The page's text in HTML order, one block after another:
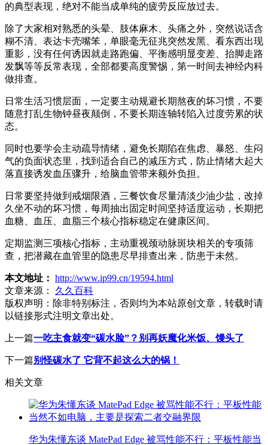
的典型表现，绝对不能当成单纯的疲劳反应放过去。
除了大家相对熟悉的头晕、肢体麻木、头痛之外，突然说话含
糊不清、表达卡壳嘴笨，单眼毫无征兆突然发黑、看东西出现
重影，没有任何诱因就走路跑偏、平衡感明显变差、抬脚走路
发飘等等反常表现，全部都要高度警惕，第一时间去神经内科
做排查。
日常生活习惯层面，一定要主动规避长期熬夜的坏习惯，不要
随意打乱生物钟昼夜颠倒，不要长期连轴转陷入过度劳累的状
态。
同时也要学会主动疏导情绪，避免长期陷在焦虑、暴怒、生闷
气的负面状态里，找到适合自己的减压方式，防止情绪大起大
落直接诱发血压骤升，给脑血管带来额外负担。
日常要坚持做到戒烟限酒，三餐饮食尽量清淡少油少盐，改掉
久坐不动的坏习惯，每周抽出固定时间坚持适度运动，长期把
血糖、血压、血脂三个核心指标稳定在健康区间。
定期监测三项核心指标，主动重视颈动脉斑块相关的专项筛
查，把潜藏在血管里的隐患尽早排查出来，防患于未然。
本文地址： http://www.ip99.cn/19594.html
文章来源：
久久百科
版权声明： 除非特别标注，否则均为本站原创文章，转载时请
以链接形式注明文章出处。
上一篇一吃主食就变“碳水脸”？别再妖魔化米饭、馒头了
下一篇别怪碳水了 它背不起这么大的锅！
相关文章
华为朱懂东谈 MatePad Edge 被骂性能不行：平板性能当